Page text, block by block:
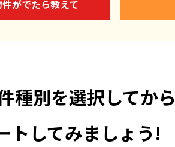
がでたら教えて
種別を選択してから
トしてみましょう!